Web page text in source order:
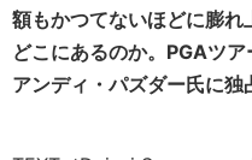
額もかつてないほどに膨
どこにあるのか。PGAツア
アンディ・パズダー氏に